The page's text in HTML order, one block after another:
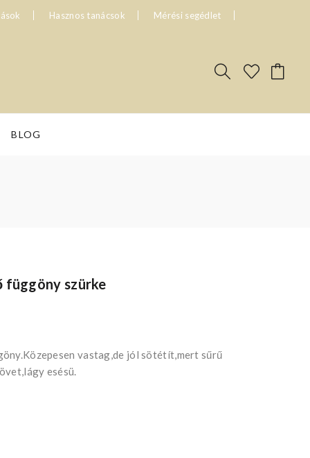
Hasznos tanácsok Mérési segédlet
BLOG
szürke
vastag,de jól sötétít,mert sűrű
esésü.